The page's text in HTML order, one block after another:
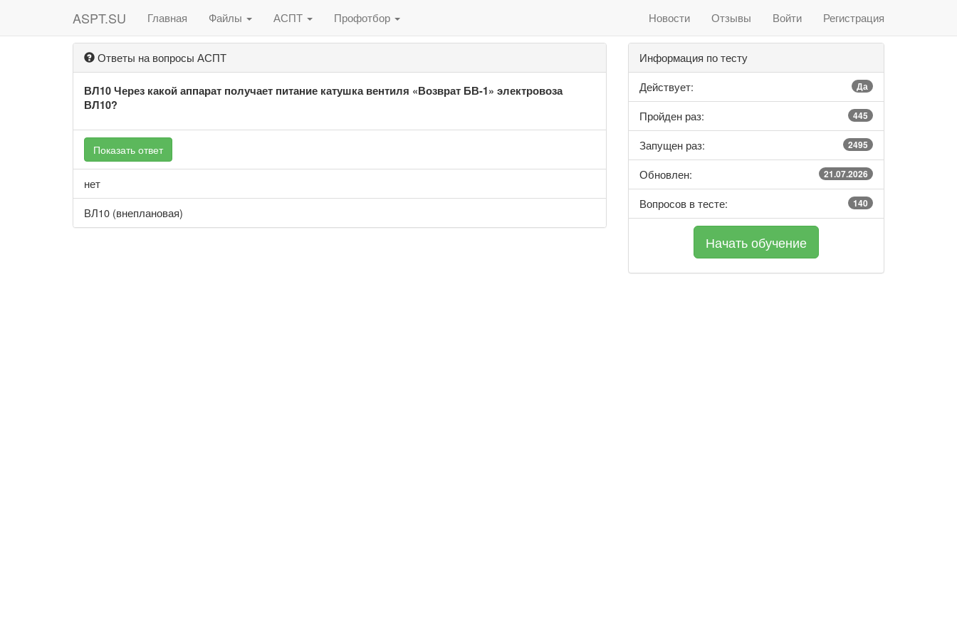
ASPT.SU Главная Файлы АСПТ Профотбор Новости Отзывы Войти Регистрация
Ответы на вопросы АСПТ
ВЛ10 Через какой аппарат получает питание катушка вентиля «Возврат БВ-1» электровоза
ВЛ10?
Показать ответ
нет
ВЛ10 (внеплановая)
Информация по тесту
Действует:
Да
Пройден раз: 445
Запущен раз: 2495
Обновлен: 21.07.2026
Вопросов в тесте: 140